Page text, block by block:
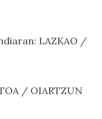
LAZKAO /
/ OIARTZUN